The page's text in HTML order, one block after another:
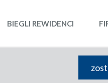
BIEGLI REWIDENCI